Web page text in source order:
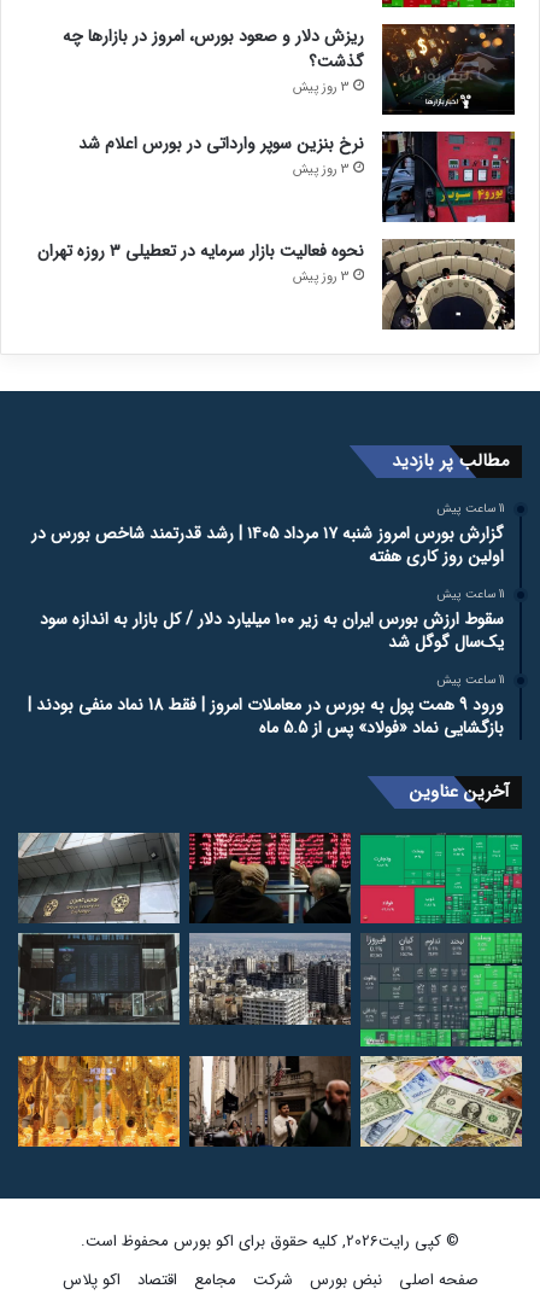
ریزش دلار و صعود بورس، امروز در بازارها چه
گذشت؟
3 روز پیش
نرخ بنزین سوپر وارداتی در بورس اعلام شد
3 روز پیش
نحوه فعالیت بازار سرمایه در تعطیلی ۳ روزه تهران
3 روز پیش
مطالب پر بازدید
11 ساعت پیش
گزارش بورس امروز شنبه ۱۷ مرداد ۱۴۰۵ | رشد قدرتمند شاخص بورس در
اولین روز کاری هفته
11 ساعت پیش
سقوط ارزش بورس ایران به زیر ۱۰۰ میلیارد دلار / کل بازار به اندازه سود
یک‌سال گوگل شد
11 ساعت پیش
ورود 9 همت پول به بورس در معاملات امروز | فقط 18 نماد منفی بودند |
بازگشایی نماد «فولاد» پس از 5.5 ماه
آخرین عناوین
© کپی رایت2026, کلیه حقوق برای اکو بورس محفوظ است.
صفحه اصلی
نبض بورس شرکت مجامع اقتصاد اکو پلاس